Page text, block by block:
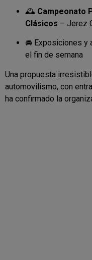
🕰️ Campeonato
Clásicos – Jerez
🚘 Exposiciones y
el fin de semana
Una propuesta
automovilismo, con
ha confirmado la